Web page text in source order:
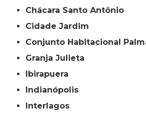
Chácara Santo Antônio
Cidade Jardim
Conjunto Habitacional
Granja Julieta
Ibirapuera
Indianópolis
Interlagos